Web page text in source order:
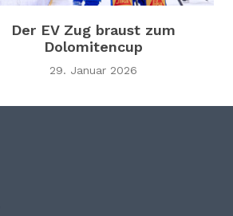
Der EV Zug braust zum
Dolomitencup
29. Januar 2026